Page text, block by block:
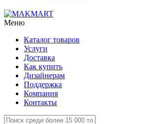
Меню
Каталог товаров
Услуги
Доставка
Как купить
Дизайнерам
Поддержка
Компания
Контакты